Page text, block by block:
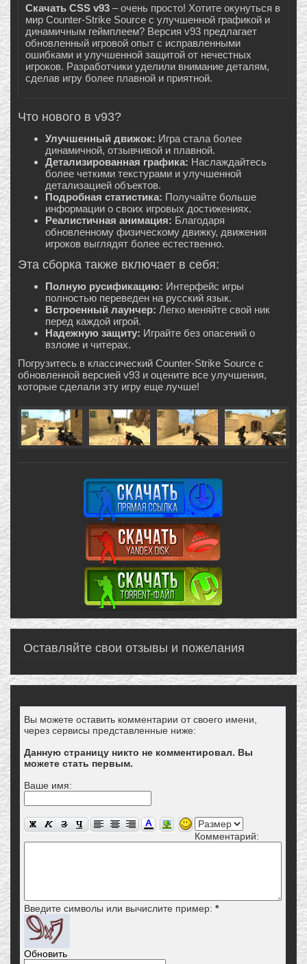
Скачать CSS v93 – очень просто! Хотите окунуться в
мир Counter-Strike Source с улучшенной графикой и
динамичным геймплеем? Версия v93 предлагает
обновленный игровой опыт с исправленными
ошибками и улучшенной защитой от нечестных
игроков. Разработчики уделили внимание деталям,
сделав игру более плавной и приятной.
Что нового в v93?
Улучшенный движок: Игра стала более
динамичной, отзывчивой и плавной.
Детализированная графика: Наслаждайтесь
более четкими текстурами и улучшенной
детализацией объектов.
Подробная статистика: Получайте больше
информации о своих игровых достижениях.
Реалистичная анимация: Благодаря
обновленному физическому движку, движения
игроков выглядят более естественно.
Эта сборка также включает в себя:
Полную русификацию: Интерфейс игры
полностью переведен на русский язык.
Встроенный лаунчер: Легко меняйте свой ник
перед каждой игрой.
Надежную защиту: Играйте без опасений о
взломе и читерах.
Погрузитесь в классический Counter-Strike Source с
обновленной версией v93 и оцените все улучшения,
которые сделали эту игру еще лучше!
Оставляйте свои отзывы и пожелания
Вы можете оставить комментарии от своего имени,
через сервисы представленные ниже:
Данную страницу никто не комментировал. Вы
можете стать первым.
Ваше имя:
Комментарий:
Введите символы или вычислите пример: *
Обновить